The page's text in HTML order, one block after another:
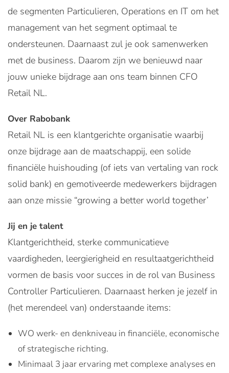
de segmenten Particulieren, Operations en IT om het
management van het segment optimaal te
ondersteunen. Daarnaast zul je ook samenwerken
met de business. Daarom zijn we benieuwd naar
jouw unieke bijdrage aan ons team binnen CFO
Retail NL.
Over Rabobank
Retail NL is een klantgerichte organisatie waarbij
onze bijdrage aan de maatschappij, een solide
financiële huishouding (of iets van vertaling van rock
solid bank) en gemotiveerde medewerkers bijdragen
aan onze missie “growing a better world together’
Jij en je talent
Klantgerichtheid, sterke communicatieve
vaardigheden, leergierigheid en resultaatgerichtheid
vormen de basis voor succes in de rol van Business
Controller Particulieren. Daarnaast herken je jezelf in
(het merendeel van) onderstaande items:
WO werk- en denkniveau in financiële, economische
of strategische richting.
Minimaal 3 jaar ervaring met complexe analyses en